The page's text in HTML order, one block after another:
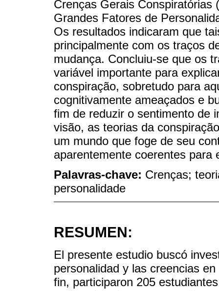
Crenças Gerais Conspiratórias
Grandes Fatores de
Os resultados indicaram que
principalmente com os traços
mudança. Concluiu-se que os
variável importante para
conspiração, sobretudo para
cognitivamente ameaçados e
fim de reduzir o sentimento de
visão, as teorias da
um mundo que foge de seu
aparentemente coerentes para
Palavras-chave: Crenças;
personalidade
RESUMEN:
El presente estudio buscó
personalidad y las creencias
fin, participaron 205